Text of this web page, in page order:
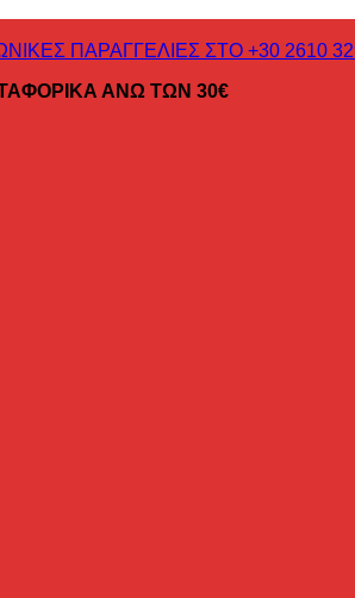
ΠΑΡΑΓΓΕΛΙΕΣ ΣΤΟ +30 2610
ΑΝΩ ΤΩΝ 30€